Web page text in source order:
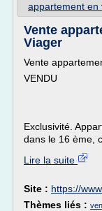
appartement en
Vente
Viager
Vente
VENDU
Exclusivité.
dans le 16 ème,
Lire la suite
Site : https://
Thèmes liés :